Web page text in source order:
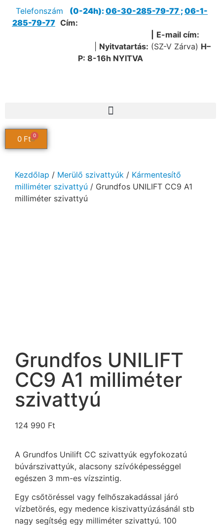
Telefonszám (0-24h): 06-30-285-79-77 ;06-1-
285-79-77 Cím:
E-mail cím:
Nyitvatartás: (SZ-V Zárva) H–
P: 8-16h NYITVA
0 Ft 0
Kezdőlap / Merülő szivattyúk / Kármentesítő
milliméter szivattyú / Grundfos UNILIFT CC9 A1
milliméter szivattyú
Grundfos UNILIFT
CC9 A1 milliméter
szivattyú
124 990 Ft
A Grundfos Unilift CC szivattyúk egyfokozatú
búvárszivattyúk, alacsony szívóképességgel
egészen 3 mm-es vízszintig.
Egy csőtöréssel vagy felhőszakadással járó
vízbetörés, egy medence kiszivattyúzásánál stb
nagy segítség egy milliméter szivattyú. 100